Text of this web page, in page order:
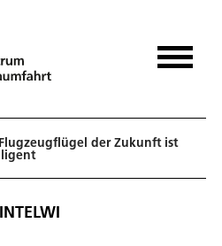
der Zukunft ist